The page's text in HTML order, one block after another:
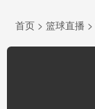
首页 > 篮球直播 >